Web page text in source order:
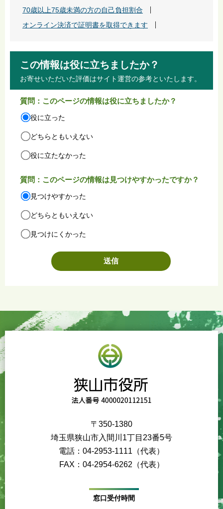
70歳以上75歳未満の方の自己負担割合
オンライン決済で証明書を取得できます
この情報は役に立ちましたか？
お寄せいただいた評価はサイト運営の参考といたします。
質問：このページの情報は役に立ちましたか？
役に立った
どちらともいえない
役に立たなかった
質問：このページの情報は見つけやすかったですか？
見つけやすかった
どちらともいえない
見つけにくかった
〒350-1380
埼玉県狭山市入間川1丁目23番5号
電話：04-2953-1111（代表）
FAX：04-2954-6262（代表）
窓口受付時間